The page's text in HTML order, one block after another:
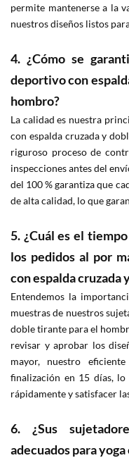
permite mantenerse a la
nuestros diseños listos
4. ¿Cómo se
deportivo con
hombro?
La calidad es nuestra
con espalda cruzada y
riguroso proceso de
inspecciones antes del
del 100 % garantiza que
de alta calidad, lo que
5. ¿Cuál es el
los pedidos al por
con espalda cruzada
Entendemos la
muestras de nuestros
doble tirante para el
revisar y aprobar los
mayor, nuestro
finalización en 15 días,
rápidamente y satisfacer
6. ¿Sus
adecuados para